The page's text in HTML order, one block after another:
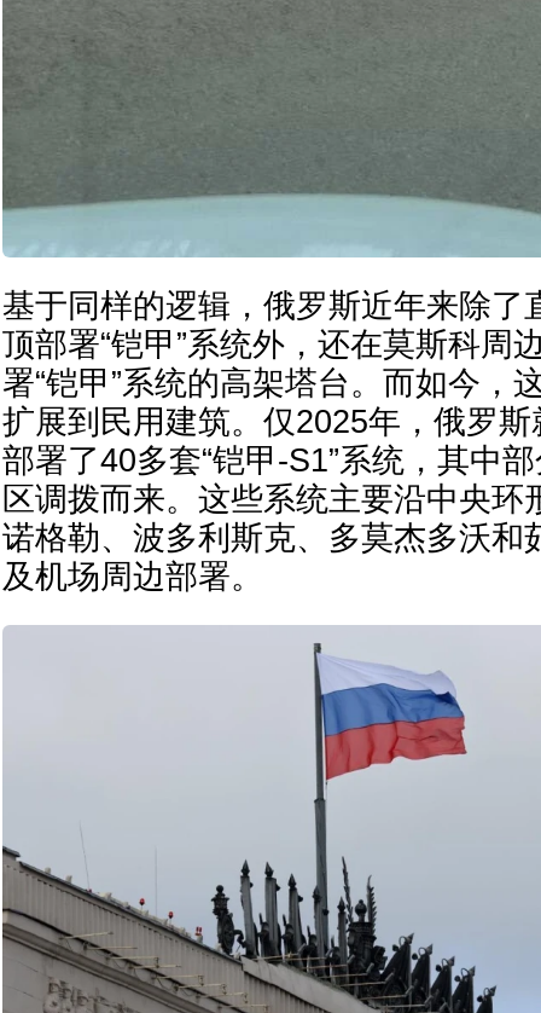
基于同样的逻辑，俄罗斯近年来除了
顶部署“铠甲”系统外，还在莫斯科周
署“铠甲”系统的高架塔台。而如今，
扩展到民用建筑。仅2025年，俄罗
部署了40多套“铠甲-S1”系统，其中
区调拨而来。这些系统主要沿中央环
诺格勒、波多利斯克、多莫杰多沃和
及机场周边部署。